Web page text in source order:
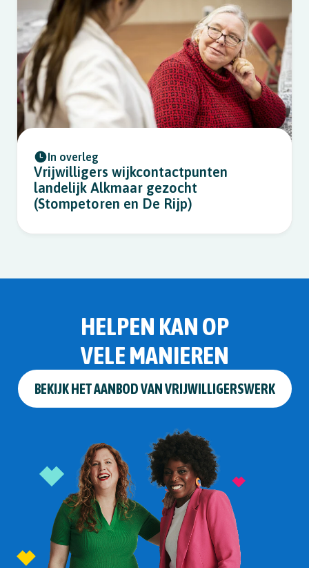
In overleg
Vrijwilligers wijkcontactpunten
landelijk Alkmaar gezocht
(Stompetoren en De Rijp)
HELPEN KAN OP
VELE MANIEREN
BEKIJK HET AANBOD VAN VRIJWILLIGERSWERK